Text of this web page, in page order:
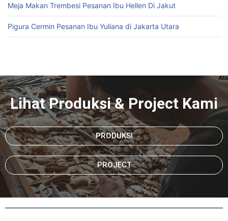
Meja Makan Trembesi Pesanan Ibu Hellen Di Jakut
Pigura Cermin Pesanan Ibu Yuliana di Jakarta Utara
Lihat Produksi & Project Kami
PRODUKSI
PROJECT